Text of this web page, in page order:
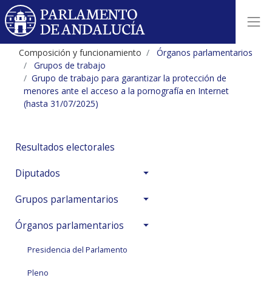
Composición y funcionamiento
Órganos parlamentarios
Grupos de trabajo
Grupo de trabajo para garantizar la protección de
menores ante el acceso a la pornografía en Internet
(hasta 31/07/2025)
Resultados electorales
Diputados
Grupos parlamentarios
Órganos parlamentarios
Presidencia del Parlamento
Pleno